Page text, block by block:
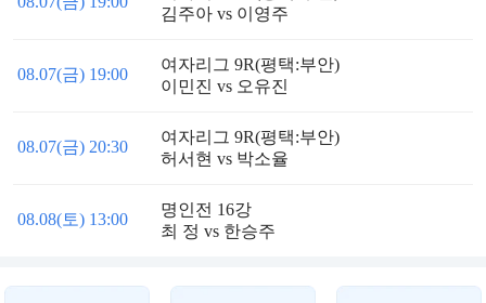
김주아 vs 이영주
08.07(금) 19:00
여자리그 9R(평택:부안)
이민진 vs 오유진
08.07(금) 20:30
여자리그 9R(평택:부안)
허서현 vs 박소율
08.08(토) 13:00
명인전 16강
최 정 vs 한승주